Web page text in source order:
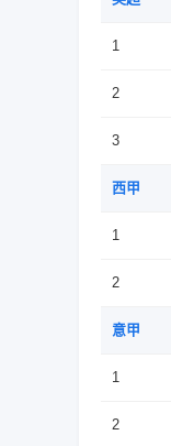
1
2
3
西甲
1
2
意甲
1
2